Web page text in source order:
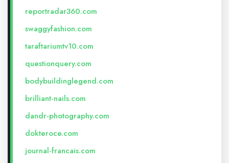
reportradar360.com
swaggyfashion.com
taraftariumtv10.com
questionquery.com
bodybuildinglegend.com
brilliant-nails.com
dandr-photography.com
dokteroce.com
journal-francais.com